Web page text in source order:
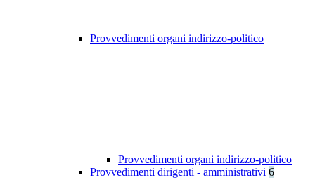
Provvedimenti organi indirizzo-politico
Provvedimenti organi indirizzo-politico
Provvedimenti dirigenti - amministrativi 6